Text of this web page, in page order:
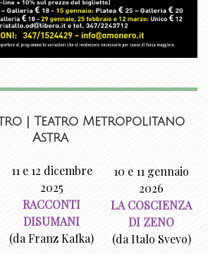
|
Teatro Metropolitano
Astra
11 e 12 dicembre
2025
RACCONTI
DISUMANI
(da Franz Kafka)
10 e 11 gennaio
2026
LA COSCIENZA
DI ZENO
(da Italo Svevo)